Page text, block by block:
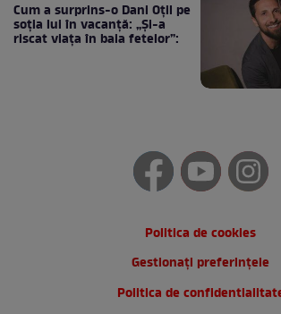
Cum a surprins-o Dani Oțil pe
soția lui în vacanță: „Și-a
riscat viața în baia fetelor”:
Politica de cookies
Gestionați preferințele
Politica de